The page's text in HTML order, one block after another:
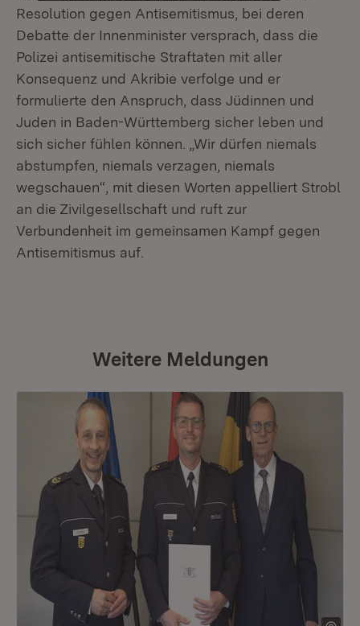
Resolution gegen Antisemitismus, bei deren
Debatte der Innenminister versprach, dass die
Polizei antisemitische Straftaten mit aller
Konsequenz und Akribie verfolge und er
formulierte den Anspruch, dass Jüdinnen und
Juden in Baden-Württemberg sicher leben und
sich sicher fühlen können. „Wir dürfen niemals
abstumpfen, niemals verzagen, niemals
wegschauen“, mit diesen Worten appelliert Strobl
an die Zivilgesellschaft und ruft zur
Verbundenheit im gemeinsamen Kampf gegen
Antisemitismus auf.
Weitere Meldungen